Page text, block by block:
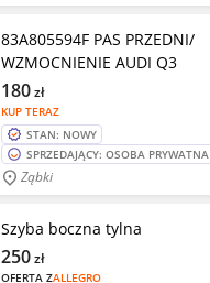
83A805594F PAS PRZEDNI/
WZMOCNIENIE AUDI Q3
KUP TERAZ
180zł
STAN: NOWY
SPRZEDAJĄCY: OSOBA PRYWATNA
Ząbki
Szyba boczna tylna
OFERTA ZALLEGRO
250zł